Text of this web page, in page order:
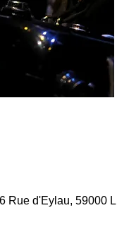
Rue d'Eylau, 59000